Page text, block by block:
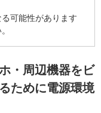
可能性があります
・周辺機器をビ
ために電源環境